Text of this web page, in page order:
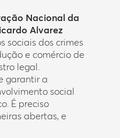
Nacional da
Alvarez
sociais dos crimes
e comércio de
legal.
garantir a
social
É preciso
abertas, e